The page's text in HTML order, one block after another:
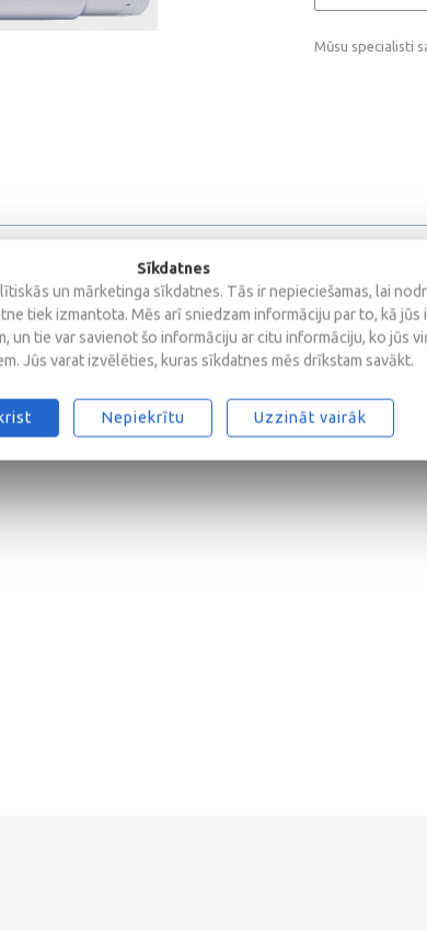
Mūsu specialisti
Sīkdatnes
un mārketinga sīkdatnes. Tās ir nepieciešamas, lai
tiek izmantota. Mēs arī sniedzam informāciju par to, kā
un tie var savienot šo informāciju ar citu informāciju, ko jūs
Jūs varat izvēlēties, kuras sīkdatnes mēs drīkstam savākt.
Nepiekrītu Uzzināt vairāk